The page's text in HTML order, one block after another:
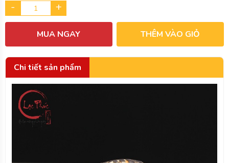
- +
MUA NGAY THÊM VÀO GIỎ
Chi tiết sản phẩm